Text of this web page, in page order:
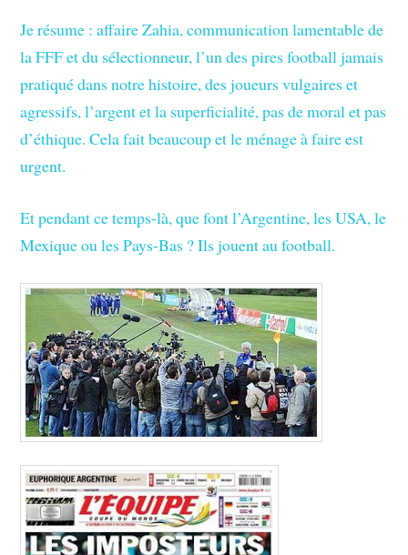
Je résume : affaire Zahia, communication lamentable de
la FFF et du sélectionneur, l’un des pires football jamais
pratiqué dans notre histoire, des joueurs vulgaires et
agressifs, l’argent et la superficialité, pas de moral et pas
d’éthique. Cela fait beaucoup et le ménage à faire est
urgent.
Et pendant ce temps-là, que font l’Argentine, les USA, le
Mexique ou les Pays-Bas ? Ils jouent au football.